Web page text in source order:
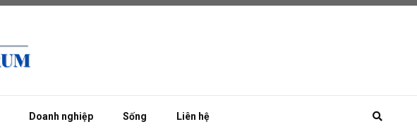
Doanh nghiệp Sống Liên hệ